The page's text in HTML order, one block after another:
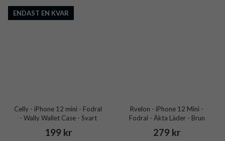
ENDAST EN KVAR
Celly - iPhone 12 mini - Fodral
- Wally Wallet Case - Svart
199 kr
Rvelon - iPhone 12 Mini -
Fodral - Äkta Läder - Brun
279 kr